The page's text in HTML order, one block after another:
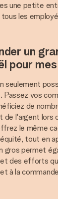
une petite
les
un
pour
seulement
vos
de
l'argent lors
le même
tout en
gros permet
des efforts
à la